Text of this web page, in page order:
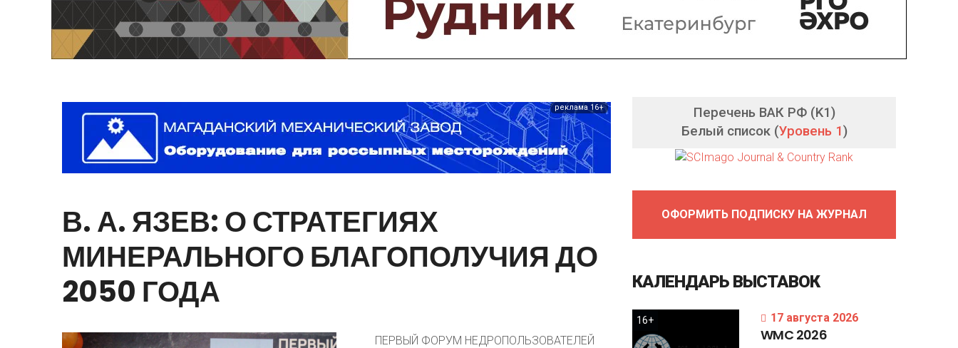
Предприятия и компании
Интервью
Выставки, Конференции
реклама 16+
В.А.ЯЗЕВ:ОСТРАТЕГИЯХ
МИНЕРАЛЬНОГОБЛАГОПОЛУЧИЯДО
2050 ГОДА
ПЕРВЫЙ ФОРУМ НЕДРОПОЛЬЗОВАТЕЛЕЙ
Перечень ВАК РФ (K1)
Белый список (Уровень 1)
ОФОРМИТЬ ПОДПИСКУ НА ЖУРНАЛ
КАЛЕНДАРЬ ВЫСТАВОК
16+ 17 августа 2026
WMC 2026